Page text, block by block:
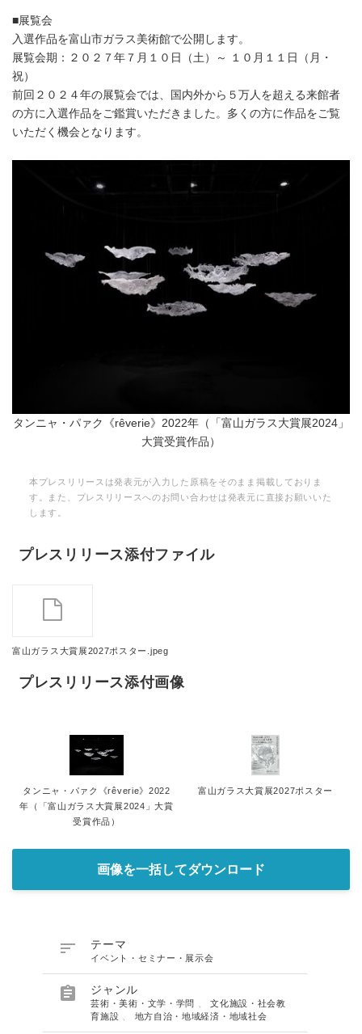
■展覧会
入選作品を富山市ガラス美術館で公開します。
展覧会期：２０２７年７月１０日（土）～ １０月１１日（月・
祝）
前回２０２４年の展覧会では、国内外から５万人を超える来館者
の方に入選作品をご鑑賞いただきました。多くの方に作品をご覧
いただく機会となります。
タンニャ・パァク《rêverie》2022年（「富山ガラス大賞展2024」
大賞受賞作品）
本プレスリリースは発表元が入力した原稿をそのまま掲載しておりま
す。また、プレスリリースへのお問い合わせは発表元に直接お願いいた
します。
プレスリリース添付ファイル
富山ガラス大賞展2027ポスター.jpeg
プレスリリース添付画像
タンニャ・パァク《rêverie》2022
年（「富山ガラス大賞展2024」大賞
受賞作品）
富山ガラス大賞展2027ポスター
画像を一括してダウンロード
 テーマ
イベント・セミナー・展示会
 ジャンル
芸術・美術・文学・学問 、文化施設・社会教
育施設
地方自治・地域経済・地域社会